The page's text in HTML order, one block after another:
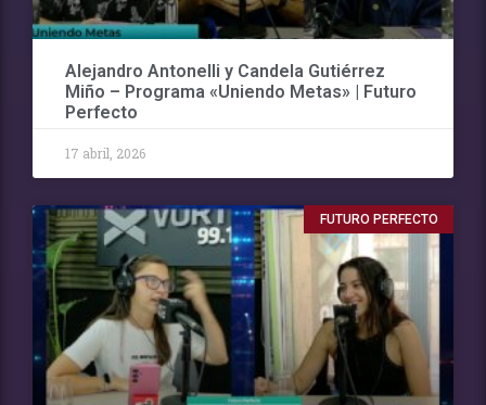
Alejandro Antonelli y Candela Gutiérrez
Miño – Programa «Uniendo Metas» | Futuro
Perfecto
17 abril, 2026
FUTURO PERFECTO